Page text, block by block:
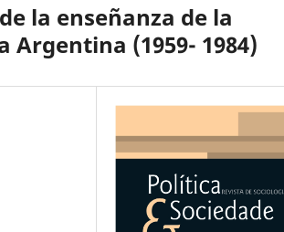
la enseñanza de la
(1959- 1984)